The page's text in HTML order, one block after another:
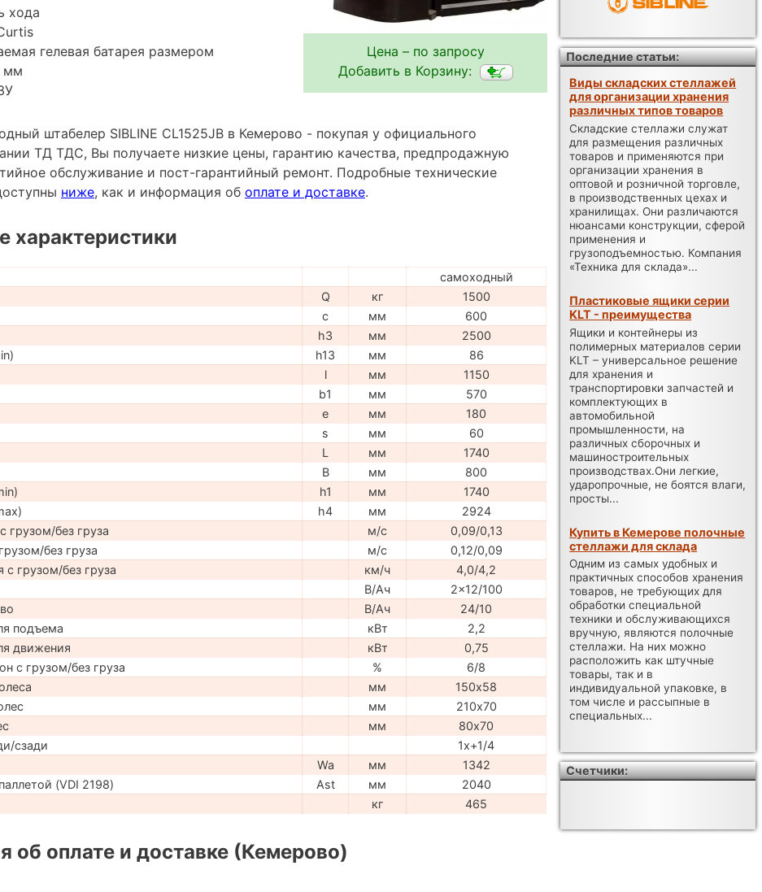
Цена – по запросу
Добавить в Корзину:
хода
гелевая батарея размером
мм
штабелер SIBLINE CL1525JB в Кемерово - покупая у официального
ТД ТДС, Вы получаете низкие цены, гарантию качества, предпродажную
обслуживание и пост-гарантийный ремонт. Подробные технические
ниже, как и информация об оплате и доставке.
характеристики
самоходный
Q кг
1500
c мм
600
h3 мм
2500
h13 мм
86
l мм
1150
b1 мм
570
e мм
180
s мм
60
L мм
1740
B мм
800
h1 мм
1740
h4 мм
2924
грузом/без груза
м/с
0,09/0,13
без груза
м/с
0,12/0,09
грузом/без груза
км/ч
4,0/4,2
В/Ач
2x12/100
В/Ач
24/10
подъема
кВт
2,2
движения
кВт
0,75
с грузом/без груза
%
6/8
мм
150х58
мм
210х70
мм
80х70
сзади
1x+1/4
Wa мм
1342
(VDI 2198)
Ast мм
2040
кг 465
об оплате и доставке (Кемерово)
Последние статьи:
Виды складских стеллажей
для организации хранения
различных типов товаров
Складские стеллажи служат
для размещения различных
товаров и применяются при
организации хранения в
оптовой и розничной торговле,
в производственных цехах и
хранилищах. Они различаются
нюансами конструкции, сферой
применения и
грузоподъемностью. Компания
«Техника для склада»...
Пластиковые ящики серии
KLT - преимущества
Ящики и контейнеры из
полимерных материалов серии
KLT – универсальное решение
для хранения и
транспортировки запчастей и
комплектующих в
автомобильной
промышленности, на
различных сборочных и
машиностроительных
производствах.Они легкие,
ударопрочные, не боятся влаги,
просты...
Купить в Кемерове полочные
стеллажи для склада
Одним из самых удобных и
практичных способов хранения
товаров, не требующих для
обработки специальной
техники и обслуживающихся
вручную, являются полочные
стеллажи. На них можно
расположить как штучные
товары, так и в
индивидуальной упаковке, в
том числе и рассыпные в
специальных...
Счетчики: